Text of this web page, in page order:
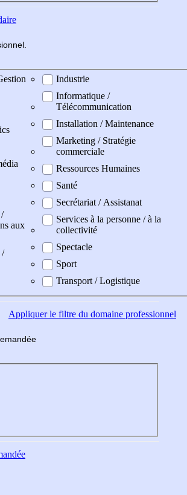
aux
/
Industrie
Informatique /
Télécommunication
Installation / Maintenance
Marketing / Stratégie
commerciale
Ressources Humaines
Santé
Secrétariat / Assistanat
Services à la personne / à la
collectivité
Spectacle
Sport
Transport / Logistique
Appliquerle filtre du domaine professionnel